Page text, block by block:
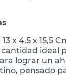
x 4,5 x 15,5
cantidad ideal
lograr un
pensado